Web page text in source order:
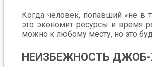
Когда человек, попавший «не в
это экономит ресурсы и время
можно к любому месту, но это
НЕИЗБЕЖНОСТЬ